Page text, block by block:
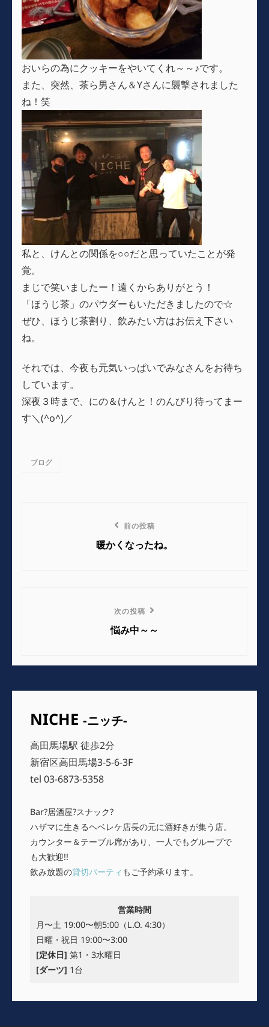
おいらの為にクッキーをやいてくれ～～♪です。
また、突然、茶ら男さん＆Yさんに襲撃されました
ね！笑
私と、けんとの関係を○○だと思っていたことが発
覚。
まじで笑いましたー！遠くからありがとう！
「ほうじ茶」のパウダーもいただきましたので☆
ぜひ、ほうじ茶割り、飲みたい方はお伝え下さい
ね。
それでは、今夜も元気いっぱいでみなさんをお待ち
しています。
深夜３時まで、にの＆けんと！のんびり待ってまー
す＼(^o^)／
ブログ
前の投稿
暖かくなったね。
稿
次の投稿
悩み中～～
NICHE -ニッチ-
高田馬場駅 徒歩2分
新宿区高田馬場3-5-6-3F
tel 03-6873-5358
Bar?居酒屋?スナック?
ハザマに生きるヘベレケ店長の元に酒好きが集う店。
カウンター＆テーブル席があり、一人でもグループで
も大歓迎!!
飲み放題の貸切パーティ もご予約承ります。
営業時間
月〜土 19:00〜朝5:00（L.O. 4:30）
日曜・祝日 19:00〜3:00
[定休日] 第1・3水曜日
[ダーツ] 1台